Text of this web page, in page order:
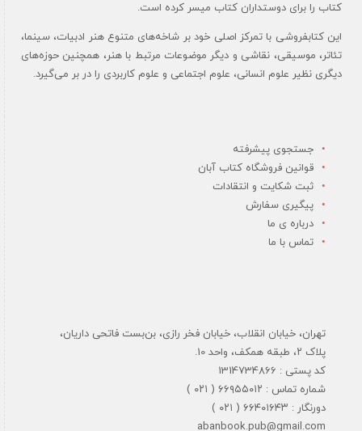
کتاب را برای دوستداران کتاب میسر کرده است.
این کتابفروشی با تمرکز اصلی خود بر شاخه‌های متنوع هنر ادبیات، سینما،
تئاتر، موسیقی، نقاشی و دیگر موضوعات مرتبط با هنر، همچنین حوزه‌های
دیگری نظیر علوم انسانی، علوم اجتماعی و علوم کاربردی را در بر می‌گیرد.
جستجوی پیشرفته
قوانین فروشگاه کتاب آبان
ثبت شکایت و انتقادات
پیگیری سفارش
درباره ی ما
تماس با ما
تهران، خیابان انقلاب، خیابان فخر رازی، بن‌بست فاتحی داریان،
پلاک ۲، طبقه همکف، واحد 10.
کد پستی : 1314734866
شماره تماس : ۶۶۹۵۵۰۱۲ ( ۰۲۱ )
دورنگار : ۶۶۴۰۱۶۴۳ ( ۰۲۱ )
abanbook.pub@gmail.com